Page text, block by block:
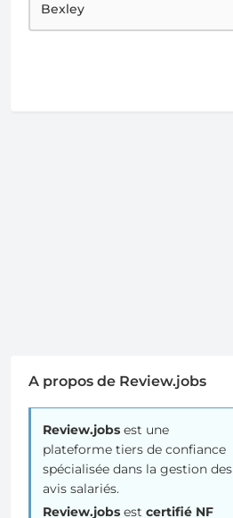
A propos de Review.jobs
Review.jobs est une
plateforme tiers de confiance
spécialisée dans la gestion des
avis salariés.
Review.jobs est certifié NF